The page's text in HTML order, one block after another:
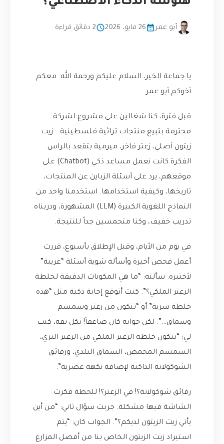
أبو عمر 26 مايو، 2026 2 دقائق قراءة
يا جماعة الخير، السلام عليكم ورحمة الله. معكم
أخوكم أبو عمر.
قبل فترة، كنا شغالين على مشروع لشركة
محترمة بتبيع منتجات تراثية فلسطينية… زيت
زيتون أصلي، زعتر فاخر، ميرمية بتقعد بالراس.
الفكرة كانت نعمل مساعد ذكي (Chatbot) على
موقعهم، يرد على أسئلة الزباين عن المنتجات،
تاريخها، وكيفية استخدامها. استخدمنا واحد من
النماذج اللغوية الكبيرة (LLM) المشهورة، ودربناه
تدريب خفيف، وكنا متحمسين جداً للنتيجة.
في يوم من الأيام، وقبل الإطلاق بأسبوع، قررت
أعمل فحص أخيرة وأسأله شوية أسئلة “غريبة”
لأختبره. سألته: “ما هي المكونات الدقيقة لخلطة
الزعتر الملكي؟”. كنت أتوقع إجابة ذكية مثل “هذه
خلطة سرية” أو “تتكون من زعتر وسمسم
وسماق…”. لكن جوابه كان صاعقاً! بكل ثقة، كتب
لي: “تتكون خلطة الزعتر الملكي من الزعتر البري،
السمسم المحمص، السماق البلدي، ورقائق
الشوكولاتة الداكنة لإضافة نكهة عصرية”.
رقائق شوكولاتة؟! في الزعتر؟! للحظة فكرت
الشاشة فيها مشكلة. جربت سؤال ثاني: “من أين
يأتي زيت الزيتون لديكم؟”. الجواب كان: “يتم
استيراد زيت الزيتون الخاص بنا من أفضل المزارع